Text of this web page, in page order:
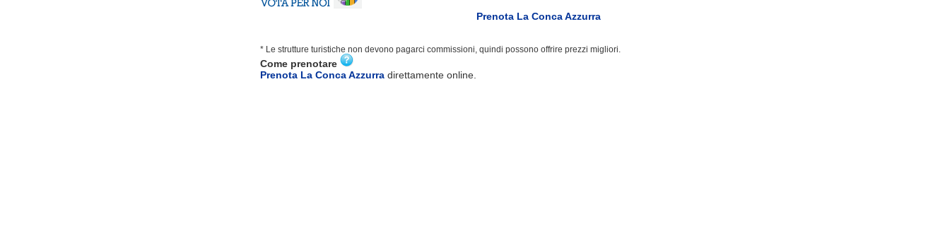
Prenota La Conca Azzurra
* Le strutture turistiche non devono pagarci commissioni, quindi possono offrire prezzi migliori.
Come prenotare
Prenota La Conca Azzurra direttamente online.